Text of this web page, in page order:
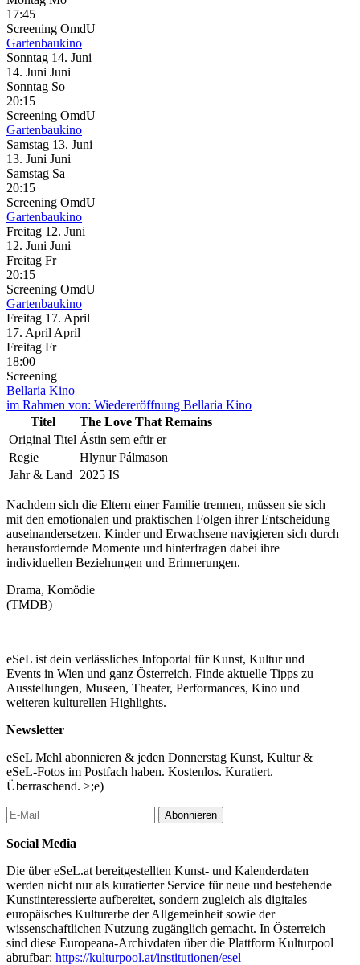
17:45
Screening OmdU
Gartenbaukino
Sonntag 14. Juni
14. Juni Juni
Sonntag So
20:15
Screening OmdU
Gartenbaukino
Samstag 13. Juni
13. Juni Juni
Samstag Sa
20:15
Screening OmdU
Gartenbaukino
Freitag 12. Juni
12. Juni Juni
Freitag Fr
20:15
Screening OmdU
Gartenbaukino
Freitag 17. April
17. April April
Freitag Fr
18:00
Screening
Bellaria Kino
im Rahmen von: Wiedereröffnung Bellaria Kino
Titel
The Love That Remains
Original Titel Ástin sem eftir er
Regie
Hlynur Pálmason
Jahr & Land
2025 IS
Nachdem sich die Eltern einer Familie trennen, müssen sie sich
mit den emotionalen und praktischen Folgen ihrer Entscheidung
auseinandersetzen. Kinder und Erwachsene navigieren sich durch
herausfordernde Momente und hinterfragen dabei ihre
individuellen Beziehungen und Erinnerungen.
Drama, Komödie
(TMDB)
eSeL ist dein verlässliches Infoportal für Kunst, Kultur und
Events in Wien und ganz Österreich. Finde aktuelle Tipps zu
Ausstellungen, Museen, Theater, Performances, Kino und
weiteren kulturellen Highlights.
Newsletter
eSeL Mehl abonnieren & jeden Donnerstag Kunst, Kultur &
eSeL-Fotos im Postfach haben. Kostenlos. Kuratiert.
Überraschend. >;e)
Abonnieren
Social Media
Die über eSeL.at bereitgestellten Kunst- und Kalenderdaten
werden nicht nur als kuratierter Service für neue und bestehende
Kunstinteressierte aufbereitet, sondern zugleich als digitales
europäisches Kulturerbe der Allgemeinheit sowie der
wissenschaftlichen Nutzung zugänglich gemacht. In Österreich
sind diese Europeana-Archivdaten über die Plattform Kulturpool
abrufbar: https://kulturpool.at/institutionen/esel